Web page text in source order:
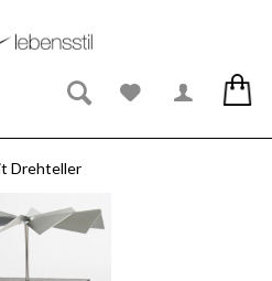
Drehteller